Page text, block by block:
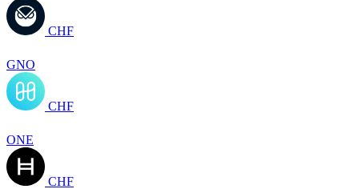
CHF
GNO
CHF
ONE
CHF